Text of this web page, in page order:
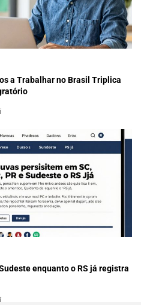
a Trabalhar no Brasil Triplica
enquanto o RS já registra